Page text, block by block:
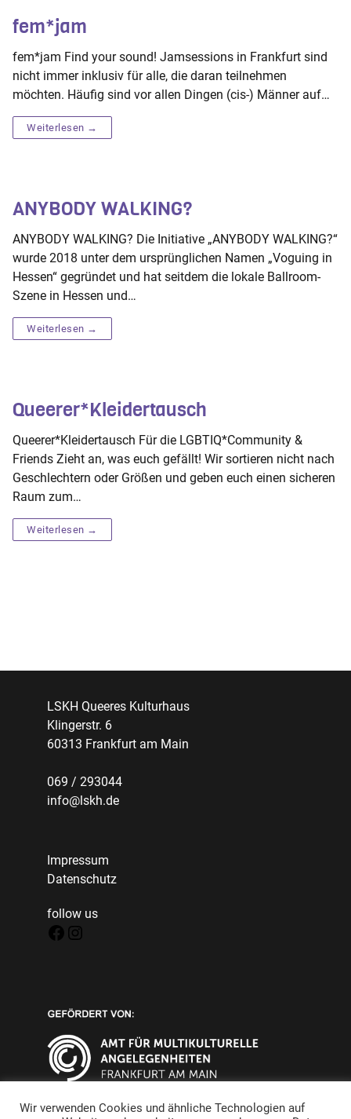
fem*jam
fem*jam Find your sound! Jamsessions in Frankfurt sind
nicht immer inklusiv für alle, die daran teilnehmen
möchten. Häufig sind vor allen Dingen (cis-) Männer auf…
Weiterlesen →
ANYBODY WALKING?
ANYBODY WALKING? Die Initiative „ANYBODY WALKING?“
wurde 2018 unter dem ursprünglichen Namen „Voguing in
Hessen“ gegründet und hat seitdem die lokale Ballroom-
Szene in Hessen und…
Weiterlesen →
Queerer*Kleidertausch
Queerer*Kleidertausch Für die LGBTIQ*Community &
Friends Zieht an, was euch gefällt! Wir sortieren nicht nach
Geschlechtern oder Größen und geben euch einen sicheren
Raum zum…
Weiterlesen →
LSKH Queeres Kulturhaus
Klingerstr. 6
60313 Frankfurt am Main
069 / 293044
info@lskh.de
Impressum
Datenschutz
follow us
Facebook
Wir verwenden Cookies und ähnliche Technologien auf